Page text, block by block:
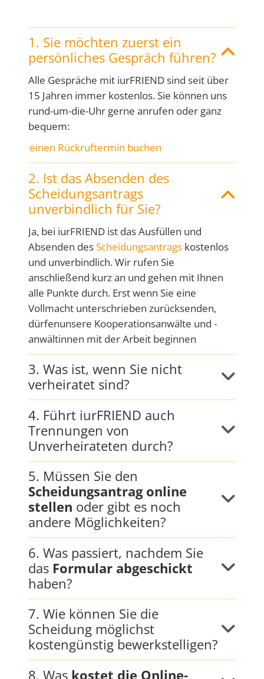
1. Sie möchten zuerst ein
persönliches Gespräch führen?
Alle Ge­spräche mit iurFRIEND sind seit über
15 Jahren immer kosten­los. Sie kön­nen uns
rund-um-die-Uhr gerne an­rufen oder ganz
be­quem:
einen Rückruftermin buchen
2. Ist das Absenden des
Scheidungsantrags
unverbindlich für Sie?
Ja, bei iurFRIEND ist das Ausfüllen und
Absenden desScheidungsantrags kostenlos
und unverbindlich. Wir rufen Sie
anschließend kurz an und gehen mit Ihnen
alle Punkte durch. Erst wenn Sie eine
Vollmacht unterschrieben zurücksenden,
dürfenunsere Kooperationsanwälte und -
anwältinnen mit der Arbeit beginnen
3. Was ist, wenn Sie nicht
verheiratet sind?
4. Führt iurFRIEND auch
Trennungen von
Unverheirateten durch?
5. Müssen Sie den
Scheidungsantrag online
stellen oder gibt es noch
andere Möglichkeiten?
6. Was passiert, nachdem Sie
das Formular abgeschickt
haben?
7. Wie können Sie die
Scheidung möglichst
kostengünstig bewerkstelligen?
8. Was kostet die Online-